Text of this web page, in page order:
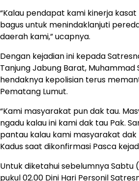
“Kalau pendapat kami kinerja
bagus untuk menindaklanjuti
daerah kami,” ucapnya.
Dengan kejadian ini kepada
Tanjung Jabung Barat,
hendaknya kepolisian terus
Pematang Lumut.
“Kami masyarakat pun dak tau.
ngadu kalau ini kami dak tau Pak.
pantau kalau kami masyarakat dak
Kadus saat dikonfirmasi Pasca
Untuk diketahui sebelumnya
pukul 02.00 Dini Hari Personil